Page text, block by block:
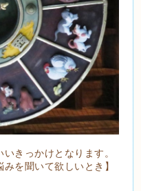
きっかけとなります。
を聞いて欲しいとき】